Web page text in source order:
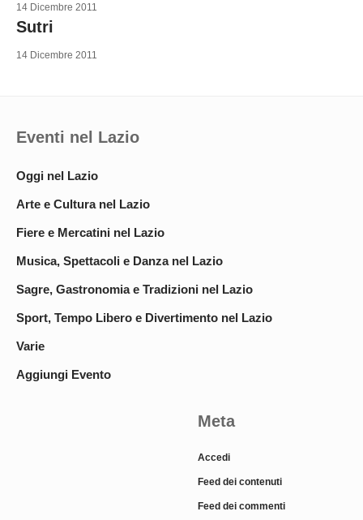
14 Dicembre 2011
Sutri
14 Dicembre 2011
Eventi nel Lazio
Oggi nel Lazio
Arte e Cultura nel Lazio
Fiere e Mercatini nel Lazio
Musica, Spettacoli e Danza nel Lazio
Sagre, Gastronomia e Tradizioni nel Lazio
Sport, Tempo Libero e Divertimento nel Lazio
Varie
Aggiungi Evento
Meta
Accedi
Feed dei contenuti
Feed dei commenti